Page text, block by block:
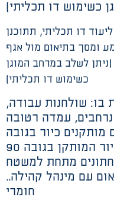
כשימוש דו תכליתי)
דו תכליתי, תתוכנן
ומסך בתיאום מול אגף
אומנות (ניתן לשלב במרחב המוגן
כשימוש דו תכליתי)
בו: שולחנות עבודה,
נרחבים, עמדה רטובה
כיור בגובה
60 סיימ עבור הילדים וכיור המותקן בגובה 90
מתחת למשטח
עם מינהל קהילה..
חומרי